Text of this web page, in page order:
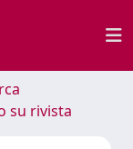
su rivista